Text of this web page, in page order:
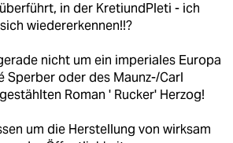
in der KretiundPleti - ich
wiedererkennen!!?
nicht um ein imperiales Europa
Sperber oder des Maunz-/Carl
Roman ' Rucker' Herzog!
um die Herstellung von wirksam